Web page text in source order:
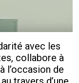
avec les
collabore à
à l’occasion de